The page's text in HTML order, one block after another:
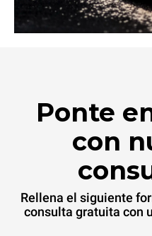
Ponte
con
Rellena el siguiente
consulta gratuita con